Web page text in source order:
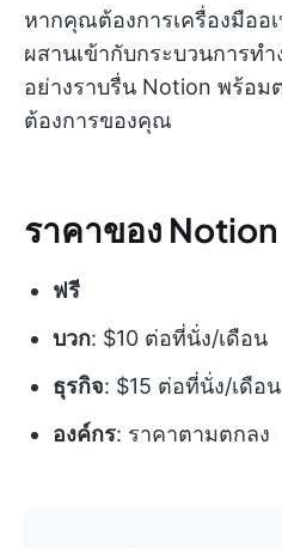
หากคุณต้องการเครื่องมืออ
ผสานเข้ากับกระบวนการท
อย่างราบรื่น Notion พร้อม
ต้องการของคุณ
ราคาของ Notion
ฟรี
บวก: $10 ต่อที่นั่ง/เดือน
ธุรกิจ: $15 ต่อที่นั่ง/เดือน
องค์กร: ราคาตามตกลง